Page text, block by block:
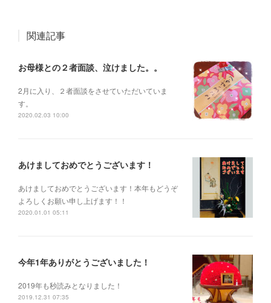
関連記事
お母様との２者面談、泣けました。。
2月に入り、２者面談をさせていただいていま
す。
2020.02.03 10:00
あけましておめでとうございます！
あけましておめでとうございます！本年もどうぞ
よろしくお願い申し上げます！！
2020.01.01 05:11
今年1年ありがとうございました！
2019年も秒読みとなりました！
2019.12.31 07:35